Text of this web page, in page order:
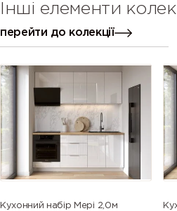
Інші елементи
перейти до колекції
Кухонний набір Мері 2,0м